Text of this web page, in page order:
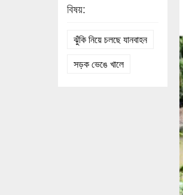
বিষয়:
ঝুঁকি নিয়ে চলছে যানবাহন
সড়ক ভেঙে খালে